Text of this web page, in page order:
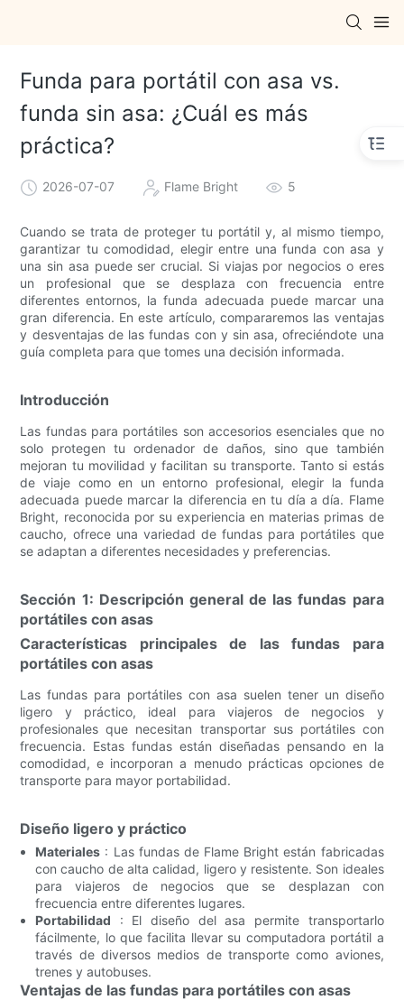
Funda para portátil con asa vs.
funda sin asa: ¿Cuál es más
práctica?
2026-07-07 Flame Bright 5
Cuando se trata de proteger tu portátil y, al mismo tiempo,
garantizar tu comodidad, elegir entre una funda con asa y
una sin asa puede ser crucial. Si viajas por negocios o eres
un profesional que se desplaza con frecuencia entre
diferentes entornos, la funda adecuada puede marcar una
gran diferencia. En este artículo, compararemos las ventajas
y desventajas de las fundas con y sin asa, ofreciéndote una
guía completa para que tomes una decisión informada.
Introducción
Las fundas para portátiles son accesorios esenciales que no
solo protegen tu ordenador de daños, sino que también
mejoran tu movilidad y facilitan su transporte. Tanto si estás
de viaje como en un entorno profesional, elegir la funda
adecuada puede marcar la diferencia en tu día a día. Flame
Bright, reconocida por su experiencia en materias primas de
caucho, ofrece una variedad de fundas para portátiles que
se adaptan a diferentes necesidades y preferencias.
Sección 1: Descripción general de las fundas para
portátiles con asas
Características principales de las fundas para
portátiles con asas
Las fundas para portátiles con asa suelen tener un diseño
ligero y práctico, ideal para viajeros de negocios y
profesionales que necesitan transportar sus portátiles con
frecuencia. Estas fundas están diseñadas pensando en la
comodidad, e incorporan a menudo prácticas opciones de
transporte para mayor portabilidad.
Diseño ligero y práctico
Materiales : Las fundas de Flame Bright están fabricadas
con caucho de alta calidad, ligero y resistente. Son ideales
para viajeros de negocios que se desplazan con
frecuencia entre diferentes lugares.
Portabilidad : El diseño del asa permite transportarlo
fácilmente, lo que facilita llevar su computadora portátil a
través de diversos medios de transporte como aviones,
trenes y autobuses.
Ventajas de las fundas para portátiles con asas